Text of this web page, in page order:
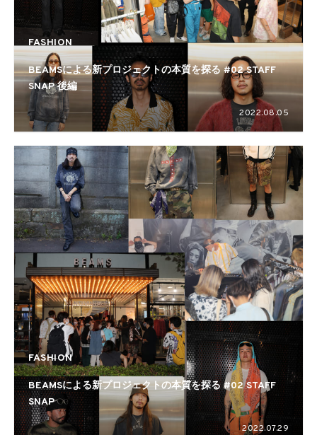
FASHION
BEAMSによる新プロジェクトの本質を探る #02 STAFF
SNAP 後編
2022.08.05
FASHION
BEAMSによる新プロジェクトの本質を探る #02 STAFF
SNAP
2022.07.29